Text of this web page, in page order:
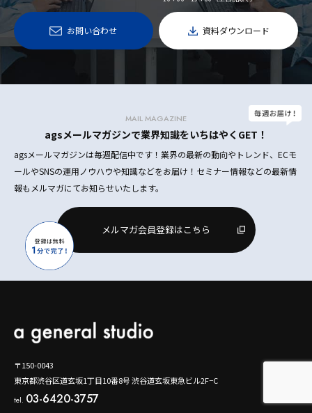
お問い合わせ 資料ダウンロード
MAIL MAGAZINE
agsメールマガジンで業界知識をいちはやくGET！
agsメールマガジンは毎週配信中です！業界の最新の動向やトレンド、ECモ
ールやSNSの運用ノウハウや知識などをお届け！セミナー情報などの最新情
報もメルマガにてお知らせいたします。
メルマガ会員登録はこちら
〒150-0043
東京都渋谷区道玄坂1丁目10番8号 渋谷道玄坂東急ビル2F−C
tel. 03-6420-3757